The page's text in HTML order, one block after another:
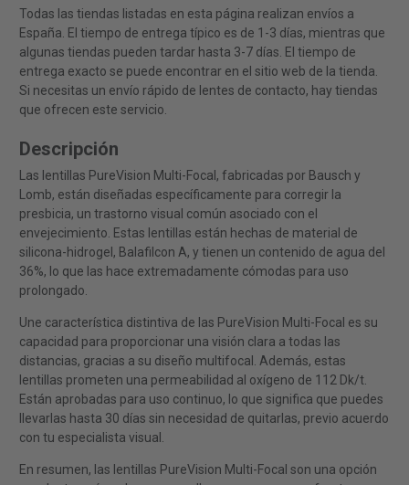
Todas las tiendas listadas en esta página realizan envíos a
España. El tiempo de entrega típico es de 1-3 días, mientras que
algunas tiendas pueden tardar hasta 3-7 días. El tiempo de
entrega exacto se puede encontrar en el sitio web de la tienda.
Si necesitas un envío rápido de lentes de contacto, hay tiendas
que ofrecen este servicio.
Descripción
Las lentillas PureVision Multi-Focal, fabricadas por Bausch y
Lomb, están diseñadas específicamente para corregir la
presbicia, un trastorno visual común asociado con el
envejecimiento. Estas lentillas están hechas de material de
silicona-hidrogel, Balafilcon A, y tienen un contenido de agua del
36%, lo que las hace extremadamente cómodas para uso
prolongado.
Une característica distintiva de las PureVision Multi-Focal es su
capacidad para proporcionar una visión clara a todas las
distancias, gracias a su diseño multifocal. Además, estas
lentillas prometen una permeabilidad al oxígeno de 112 Dk/t.
Están aprobadas para uso continuo, lo que significa que puedes
llevarlas hasta 30 días sin necesidad de quitarlas, previo acuerdo
con tu especialista visual.
En resumen, las lentillas PureVision Multi-Focal son una opción